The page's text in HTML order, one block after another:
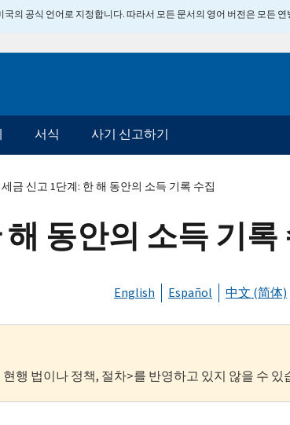
국의 공식 언어로 지정합니다. 따라서 모든 문서의 영어 버전은 모든
서식 사기 신고하기
세금 신고 1단계: 한 해 동안의 소득 기록 수집
동안의 소득 기록
English Español 中文 (简体)
행 법이나 정책, 절차>를 반영하고 있지 않을 수 있